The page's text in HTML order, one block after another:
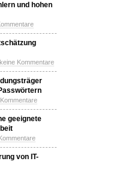
und hohen
Kommentare
geeignete
von IT-